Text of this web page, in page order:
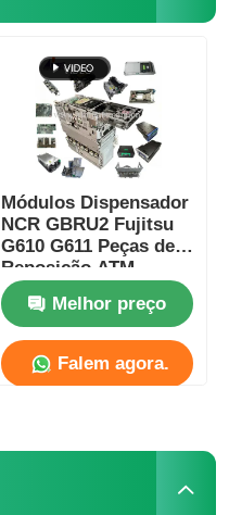
Módulos Dispensador
NCR GBRU2 Fujitsu
G610 G611 Peças de
Reposição ATM
Melhor preço
Falem agora.